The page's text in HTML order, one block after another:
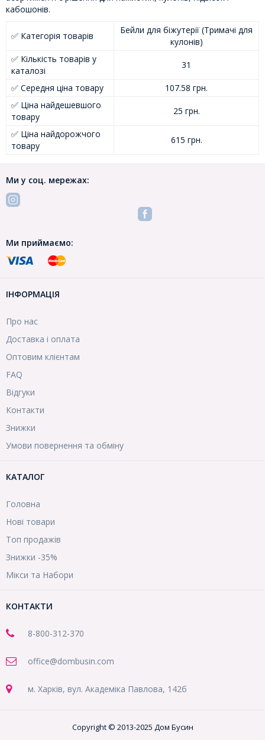
кабошонів.
✅ Категорія товарів
Бейли для біжутерії (Тримачі для
кулонів)
✅ Кількість товарів у
каталозі
31
✅ Середня ціна товару
107.58 грн.
✅ Ціна найдешевшого
товару
25 грн.
✅ Ціна найдорожчого
товару
615 грн.
Ми у соц. мережах:
Ми приймаємо:
ІНФОРМАЦІЯ
Про нас
Доставка і оплата
Оптовим клієнтам
FAQ
Відгуки
Контакти
Знижки
Умови повернення та обміну
КАТАЛОГ
Головна
Нові товари
Топ продажів
Знижки -35%
Мікси та Набори
КОНТАКТИ
8-800-312-370
office@dombusin.com
м. Харків, вул. Академіка Павлова, 142б
Copyright © 2013-2025 Дом Бусин